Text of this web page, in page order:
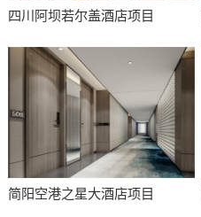
四川阿坝若尔盖酒店项目
简阳空港之星大酒店项目